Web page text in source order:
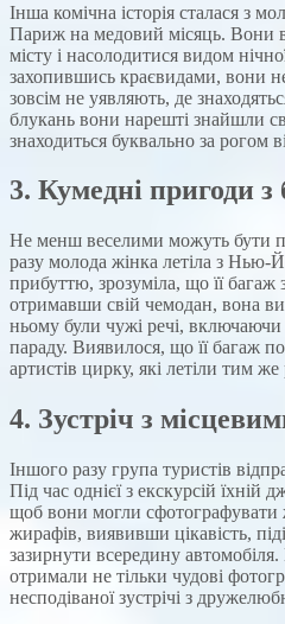
Інша комічна історія сталася з
Париж на медовий місяць. Вони
місту і насолодитися видом
захопившись краєвидами, вони
зовсім не уявляють, де
блукань вони нарешті знайшли
знаходиться буквально за рогом
3. Кумедні пригоди
Не менш веселими можуть бути
разу молода жінка летіла з Нью-
прибуттю, зрозуміла, що її багаж
отримавши свій чемодан, вона
ньому були чужі речі,
параду. Виявилося, що її багаж
артистів цирку, які летіли тим
4. Зустріч з
Іншого разу група туристів
Під час однієї з екскурсій їхній
щоб вони могли сфотографувати
жирафів, виявивши цікавість,
зазирнути всередину автомобіля.
отримали не тільки чудові
несподіваної зустрічі з